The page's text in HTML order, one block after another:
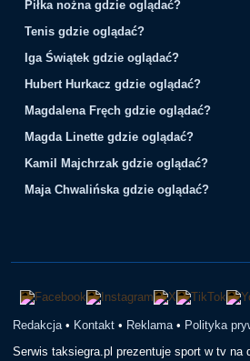
Piłka nożna gdzie oglądać?
Tenis gdzie oglądać?
Iga Świątek gdzie oglądać?
Hubert Hurkacz gdzie oglądać?
Magdalena Fręch gdzie oglądać?
Magda Linette gdzie oglądać?
Kamil Majchrzak gdzie oglądać?
Maja Chwalińska gdzie oglądać?
Redakcja • Kontakt • Reklama • Polityka
Serwis taksiegra.pl prezentuje sport w tv na